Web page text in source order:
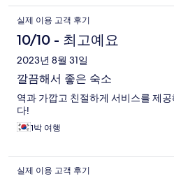
실제 이용 고객 후기
10/10 - 최고예요
2023년 8월 31일
깔끔해서 좋은 숙소
역과 가깝고 친절하게 서비스를 제
다!
1박 여행
실제 이용 고객 후기